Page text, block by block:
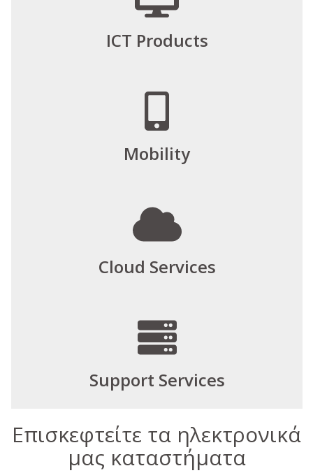
ICT Products
Mobility
Cloud Services
Support Services
Επισκεφτείτε τα ηλεκτρονικά
μας καταστήματα